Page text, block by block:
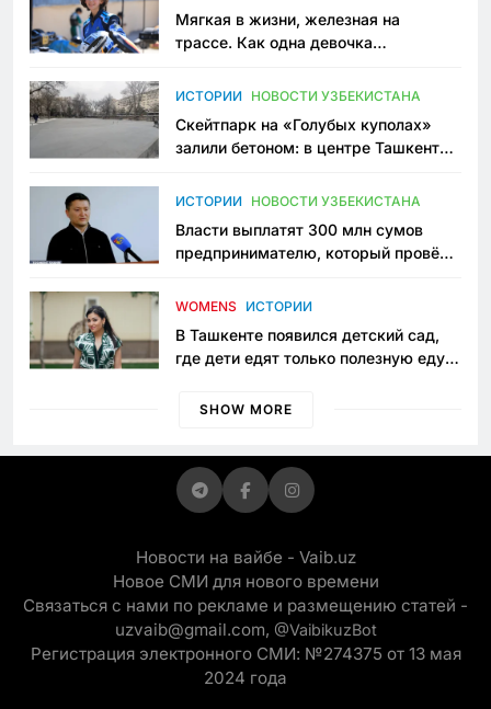
Мягкая в жизни, железная на
трассе. Как одна девочка
Узбекистане
ИСТОРИИ НОВОСТИ УЗБЕКИСТАНА
Скейтпарк на «Голубых куполах»
залили бетоном: в центре Ташкента
пространство
ИСТОРИИ НОВОСТИ УЗБЕКИСТАНА
Власти выплатят 300 млн сумов
предпринимателю, который провёл
приговору
WOMENS ИСТОРИИ
В Ташкенте появился детский сад,
где дети едят только полезную еду.
просить «кашу без сахара»
SHOW MORE
Новости на вайбе - Vaib.uz
Новое СМИ для нового времени
Связаться с нами по рекламе и размещению статей -
uzvaib@gmail.com, @VaibikuzBot
Регистрация электронного СМИ: №274375 от 13 мая
2024 года